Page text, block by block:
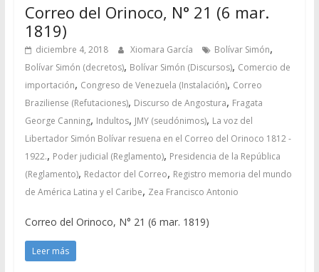
Correo del Orinoco, N° 21 (6 mar.
1819)
diciembre 4, 2018 Xiomara García Bolívar Simón,
Bolívar Simón (decretos), Bolívar Simón (Discursos), Comercio de
importación, Congreso de Venezuela (Instalación), Correo
Braziliense (Refutaciones), Discurso de Angostura, Fragata
George Canning, Indultos, JMY (seudónimos), La voz del
Libertador Simón Bolívar resuena en el Correo del Orinoco 1812 -
1922., Poder judicial (Reglamento), Presidencia de la República
(Reglamento), Redactor del Correo, Registro memoria del mundo
de América Latina y el Caribe, Zea Francisco Antonio
Correo del Orinoco, N° 21 (6 mar. 1819)
Leer más